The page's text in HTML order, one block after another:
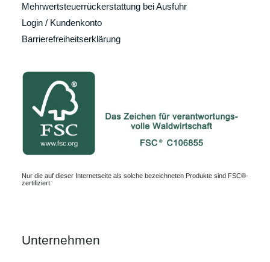
Mehrwertsteuerrückerstattung bei Ausfuhr
Login / Kundenkonto
Barrierefreiheitserklärung
Nur die auf dieser Internetseite als solche bezeichneten Produkte sind FSC®-
zertifiziert.
Unternehmen